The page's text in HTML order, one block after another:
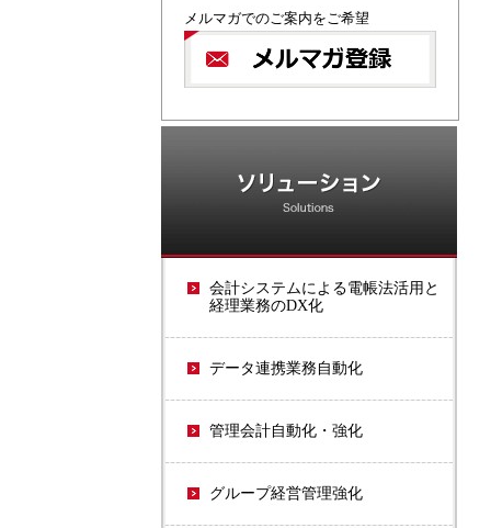
メルマガでのご案内をご希望
会計システムによる電帳法活用と
経理業務のDX化
データ連携業務自動化
管理会計自動化・強化
グループ経営管理強化